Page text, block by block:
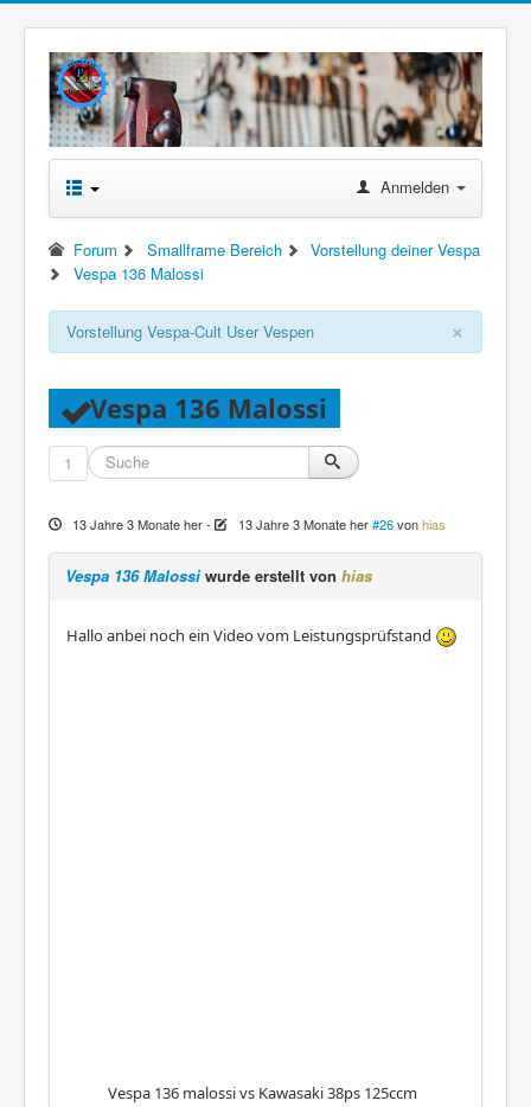
Anmelden
Forum Smallframe Bereich
Vorstellung deiner Vespa
Vespa 136 Malossi
×
Vorstellung Vespa-Cult User Vespen
Vespa 136 Malossi
1
13 Jahre 3 Monate her- 13 Jahre 3 Monate her #26 vonhias
Vespa 136 Malossiwurde erstellt von hias
Hallo anbei noch ein Video vom Leistungsprüfstand
Vespa 136 malossi vs Kawasaki 38ps 125ccm